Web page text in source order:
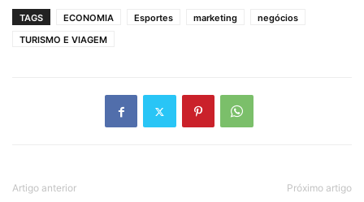
TAGS ECONOMIA Esportes marketing
negócios
TURISMO E VIAGEM
Artigo anterior Próximo artigo